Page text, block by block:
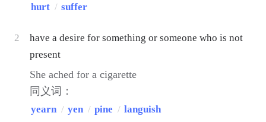
hurt / suffer
2
have a desire for something or someone who is not
present
She ached for a cigarette
同义词：
yearn / yen / pine / languish